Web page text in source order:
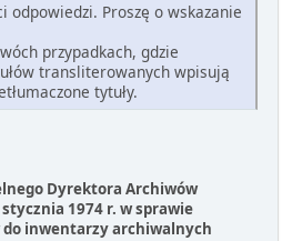
odpowiedzi. Proszę o wskazanie
przypadkach, gdzie
transliterowanych wpisują
tytuły.
Dyrektora Archiwów
1974 r. w sprawie
inwentarzy archiwalnych